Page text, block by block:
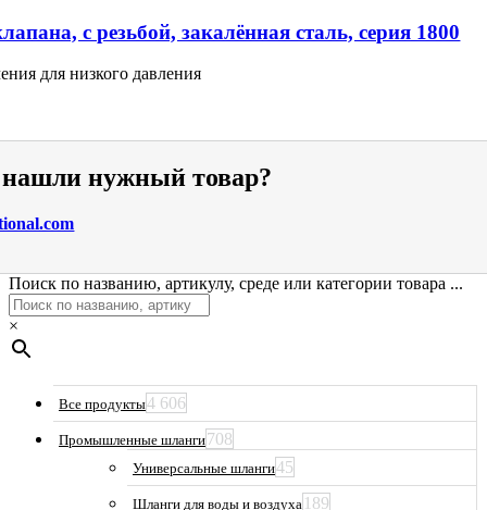
с резьбой, закалённая сталь, серия 1800
для низкого давления
нужный товар?
Поиск по названию, артикулу, среде или категории товара ...
×
Все продукты4 606
Промышленные шланги708
Универсальные шланги45
Шланги для воды и воздуха 189